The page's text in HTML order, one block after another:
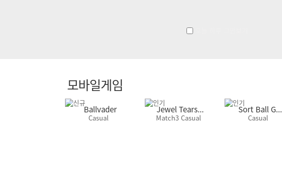
모바일게임
Ballvader
Casual
Jewel Tears...
Match3 Casual
Sort Ball G...
Casual